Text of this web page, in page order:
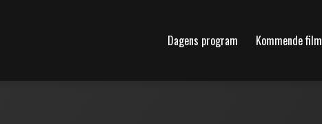
Dagens program Kommende film